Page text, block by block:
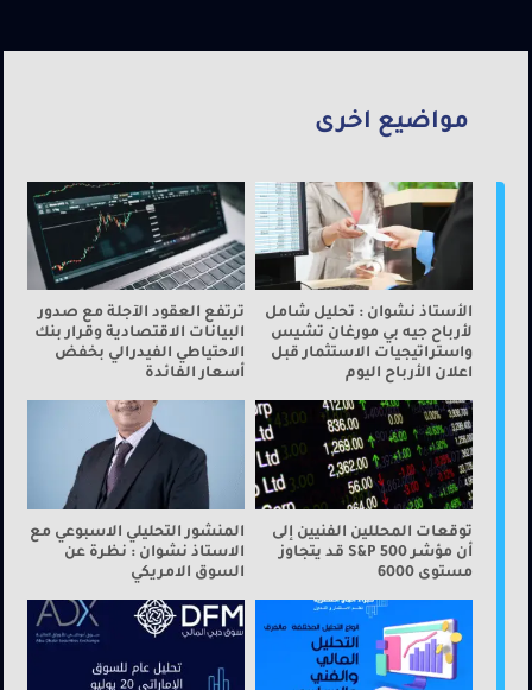
مواضيع اخرى
الأستاذ نشوان : تحليل شامل
لأرباح جيه بي مورغان تشيس
واستراتيجيات الاستثمار قبل
اعلان الأرباح اليوم
ترتفع العقود الآجلة مع صدور
البيانات الاقتصادية وقرار بنك
الاحتياطي الفيدرالي بخفض
أسعار الفائدة
توقعات المحللين الفنيين إلى
أن مؤشر S&P 500 قد يتجاوز
مستوى 6000
المنشور التحليلي الاسبوعي مع
الاستاذ نشوان : نظرة عن
السوق الامريكي